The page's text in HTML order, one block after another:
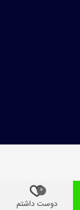
دوست داشتم
0